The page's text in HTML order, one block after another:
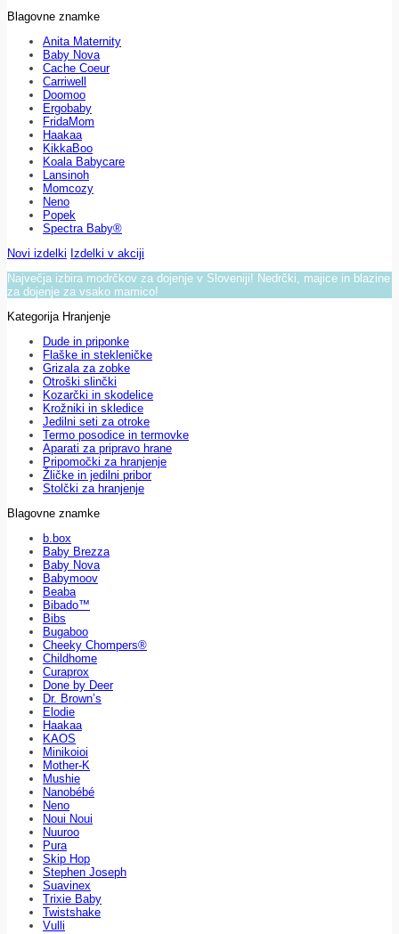
Blagovne znamke
Anita Maternity
Baby Nova
Cache Coeur
Carriwell
Doomoo
Ergobaby
FridaMom
Haakaa
KikkaBoo
Koala Babycare
Lansinoh
Momcozy
Neno
Popek
Spectra Baby®
Novi izdelki Izdelki v akciji
Največja izbira modrčkov za dojenje v Sloveniji! Nedrčki, majice in blazine
za dojenje za vsako mamico!
Kategorija Hranjenje
Dude in priponke
Flaške in stekleničke
Grizala za zobke
Otroški slinčki
Kozarčki in skodelice
Krožniki in skledice
Jedilni seti za otroke
Termo posodice in termovke
Aparati za pripravo hrane
Pripomočki za hranjenje
Žličke in jedilni pribor
Stolčki za hranjenje
Blagovne znamke
b.box
Baby Brezza
Baby Nova
Babymoov
Beaba
Bibado™
Bibs
Bugaboo
Cheeky Chompers®
Childhome
Curaprox
Done by Deer
Dr. Brown’s
Elodie
Haakaa
KAOS
Minikoioi
Mother-K
Mushie
Nanobébé
Neno
Noui Noui
Nuuroo
Pura
Skip Hop
Stephen Joseph
Suavinex
Trixie Baby
Twistshake
Vulli